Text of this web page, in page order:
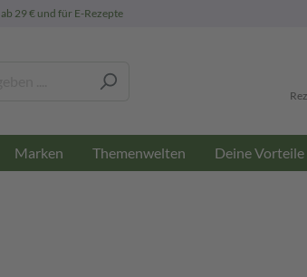
ab 29 € und für E-Rezepte
Marken Themenwelten Deine Vorteile